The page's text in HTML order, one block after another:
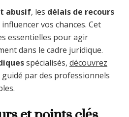
abusif, les délais de recours
vos chances. Cet
essentielles pour agir
dans le cadre juridique.
spécialisés, découvrez
guidé par des professionnels